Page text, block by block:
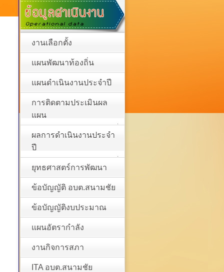
งานเลือกตั้ง
แผนพัฒนาท้องถิ่น
แผนดำเนินงานประจำปี
การติดตามประเมินผล
แผน
ผลการดำเนินงานประจำ
ปี
ยุทธศาสตร์การพัฒนา
ข้อบัญญัติ อบต.สนามชัย
ข้อบัญญัติงบประมาณ
แผนอัตรากำลัง
งานกิจการสภา
ITA อบต.สนามชัย